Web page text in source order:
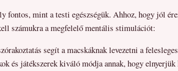
fontos, mint a testi egészségük. Ahhoz, hogy jól
számukra a megfelelő mentális stimulációt:
segít a macskáknak levezetni a
és játékszerek kiváló módja annak, hogy elnyerjük